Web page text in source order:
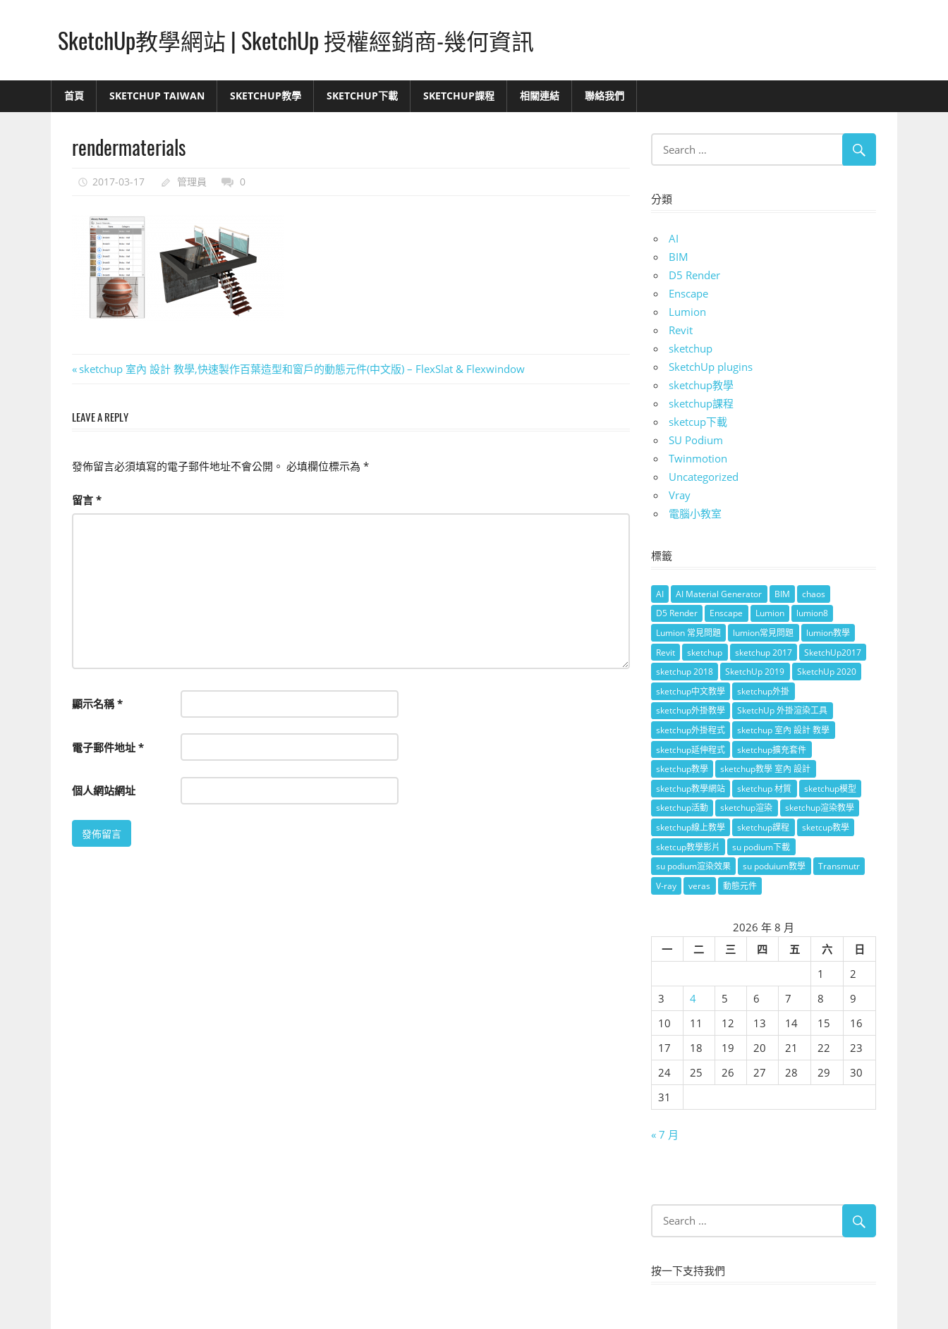
SketchUp教學網站 | SketchUp 授權經銷商-幾何資訊
最
首頁 SKETCHUP TAIWAN SKETCHUP教學 SKETCHUP下載 SKETCHUP課程 相關連結 聯絡我們
rendermaterials
2017-03-17 管理員 0
文
導
覽
Previous
sketchup 室內 設計 教學,快速製作百葉造型和窗戶的動態元件(中文版) – FlexSlat & Flexwindow
LEAVE A REPLY
發佈留言必須填寫的電子郵件地址不會公開。 必填欄位標示為 *
留言 *
顯示名稱*
電子郵件地址 *
個人網站網址
分類
AI
BIM
D5 Render
Enscape
Lumion
Revit
sketchup
SketchUp plugins
sketchup教學
sketchup課程
sketcup下載
SU Podium
Twinmotion
Uncategorized
Vray
電腦小教室
標籤
AI AI Material Generator BIM
chaos
D5 Render
Enscape Lumion
lumion8
Lumion 常見問題
lumion常見問題
lumion教學
Revit
sketchup sketchup 2017
SketchUp2017
sketchup 2018
SketchUp 2019
SketchUp 2020
sketchup中文教學
sketchup外掛
sketchup外掛教學
SketchUp 外掛渲染工具
sketchup外掛程式
sketchup 室內 設計 教學
sketchup延伸程式
sketchup擴充套件
sketchup教學
sketchup教學 室內 設計
sketchup教學網站
sketchup 材質
sketchup模型
sketchup活動
sketchup渲染
sketchup渲染教學
sketchup線上教學
sketchup課程
sketcup教學
sketcup教學影片
su podium下載
su podium渲染效果
su poduium教學
Transmutr
V-ray
veras 動態元件
2026 年 8 月
一
二 三 四 五 六
日
1
2
3
4 5 6 7 8
9
10
11 12 13 14 15
16
17
18 19 20 21 22
23
24
25 26 27 28 29
30
31
« 7 月
按一下支持我們